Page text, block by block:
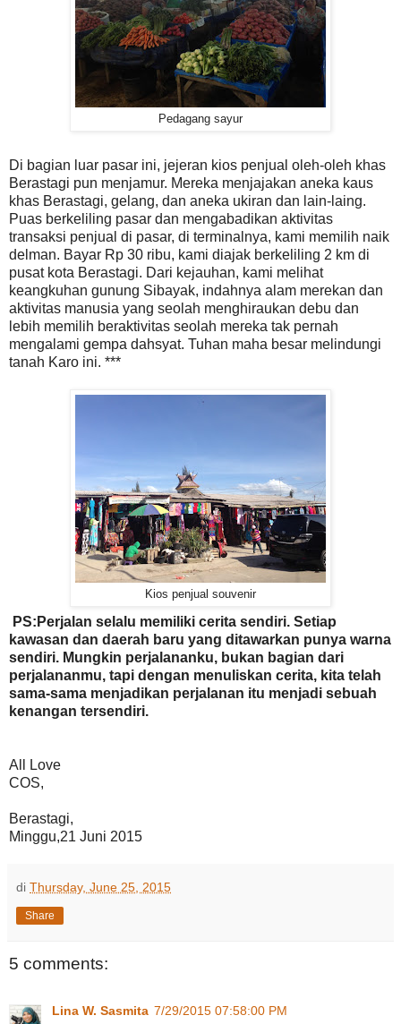
Pedagang sayur
Di bagian luar pasar ini, jejeran kios penjual oleh-oleh khas
Berastagi pun menjamur. Mereka menjajakan aneka kaus
khas Berastagi, gelang, dan aneka ukiran dan lain-laing.
Puas berkeliling pasar dan mengabadikan aktivitas
transaksi penjual di pasar, di terminalnya, kami memilih naik
delman. Bayar Rp 30 ribu, kami diajak berkeliling 2 km di
pusat kota Berastagi. Dari kejauhan, kami melihat
keangkuhan gunung Sibayak, indahnya alam merekan dan
aktivitas manusia yang seolah menghiraukan debu dan
lebih memilih beraktivitas seolah mereka tak pernah
mengalami gempa dahsyat. Tuhan maha besar melindungi
tanah Karo ini. ***
Kios penjual souvenir
PS:Perjalan selalu memiliki cerita sendiri. Setiap
kawasan dan daerah baru yang ditawarkan punya warna
sendiri. Mungkin perjalananku, bukan bagian dari
perjalananmu, tapi dengan menuliskan cerita, kita telah
sama-sama menjadikan perjalanan itu menjadi sebuah
kenangan tersendiri.
All Love
COS,
Berastagi,
Minggu,21 Juni 2015
di Thursday, June 25, 2015
Share
5 comments:
Lina W. Sasmita 7/29/2015 07:58:00 PM